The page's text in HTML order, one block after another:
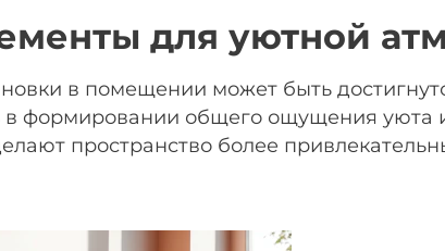
для уютной
в помещении может быть
формировании общего ощущения уюта
пространство более